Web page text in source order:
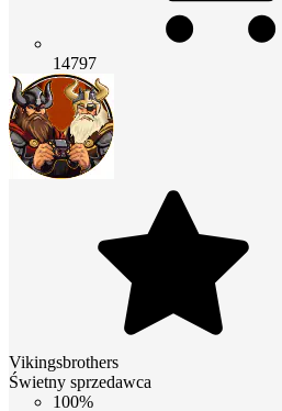
14797
Vikingsbrothers
Świetny sprzedawca
100%